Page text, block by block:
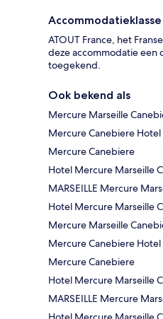
Accommodatieklasse
ATOUT France, het
deze accommodatie een
toegekend.
Ook bekend als
Mercure Marseille
Mercure Canebiere Hotel
Mercure Canebiere
Hotel Mercure Marseille
MARSEILLE Mercure
Hotel Mercure Marseille
Mercure Marseille
Mercure Canebiere Hotel
Mercure Canebiere
Hotel Mercure Marseille
MARSEILLE Mercure